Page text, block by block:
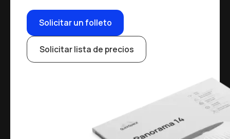
Solicitar un folleto
Solicitar lista de precios